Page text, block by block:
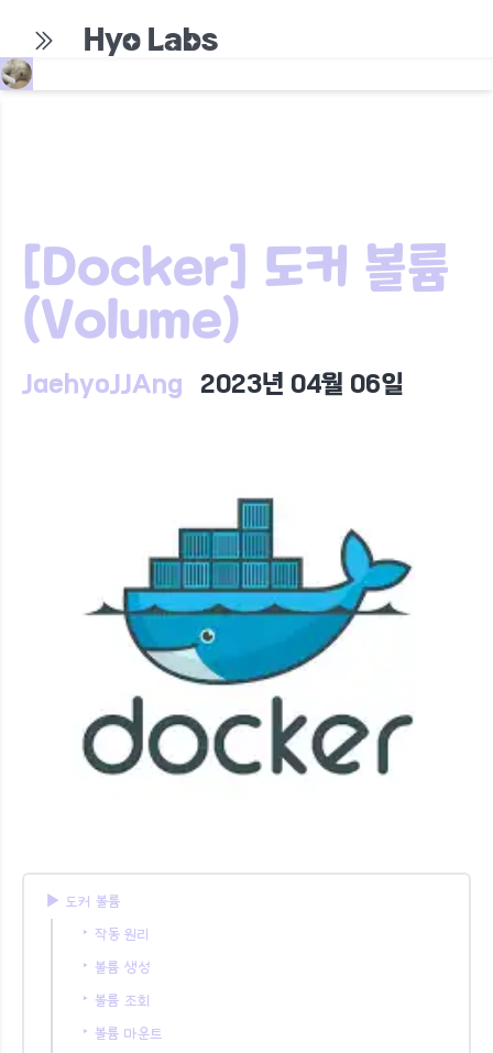
Hyo Labs
[Docker] 도커 볼륨
(Volume)
JaehyoJJAng 2023년 04월 06일
▶︎ 도커 볼륨
‣ 작동 원리
‣ 볼륨 생성
‣ 볼륨 조회
‣ 볼륨 마운트